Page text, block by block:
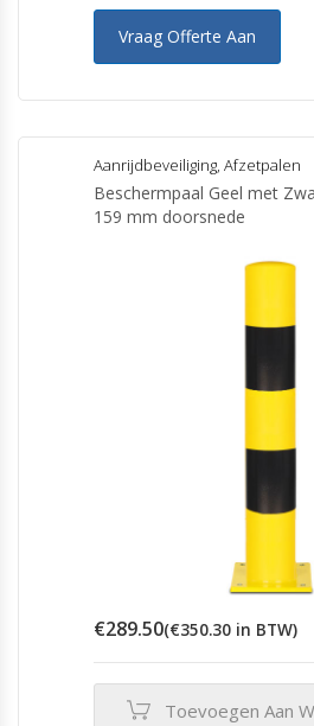
Vraag Offerte Aan
Aanrijdbeveiliging, Afzetpalen
Beschermpaal Geel met
159 mm doorsnede
€289.50(€350.30 in BTW)
Toevoegen Aan